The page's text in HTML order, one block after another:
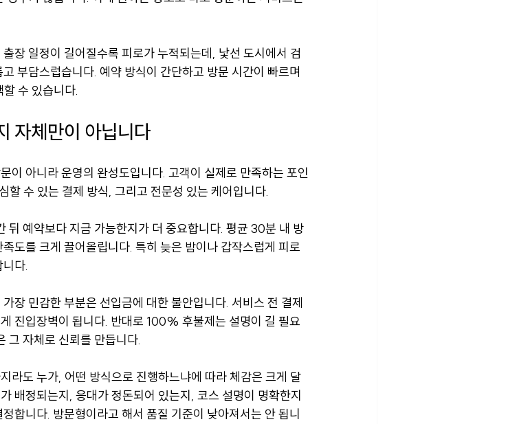
장 일정이 길어질수록 피로가 누적되는데, 낯선 도시에서 검
부담스럽습니다. 예약 방식이 간단하고 방문 시간이 빠르며
수 있습니다.
자체만이 아닙니다
이 아니라 운영의 완성도입니다. 고객이 실제로 만족하는 포인
할 수 있는 결제 방식, 그리고 전문성 있는 케어입니다.
뒤 예약보다 지금 가능한지가 더 중요합니다. 평균 30분 내 방
도를 크게 끌어올립니다. 특히 늦은 밤이나 갑작스럽게 피로
다.
장 민감한 부분은 선입금에 대한 불안입니다. 서비스 전 결제
진입장벽이 됩니다. 반대로 100% 후불제는 설명이 길 필요
그 자체로 신뢰를 만듭니다.
라도 누가, 어떤 방식으로 진행하느냐에 따라 체감은 크게 달
배정되는지, 응대가 정돈되어 있는지, 코스 설명이 명확한지
합니다. 방문형이라고 해서 품질 기준이 낮아져서는 안 됩니